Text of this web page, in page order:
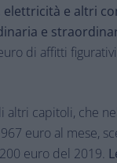
elettricità e altri
e
di affitti
altri capitoli, che
euro al mese,
euro del 2019.